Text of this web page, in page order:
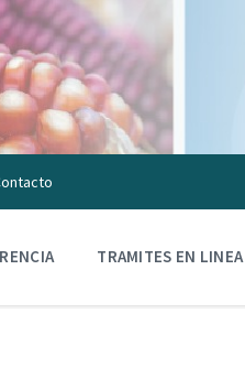
TRAMITES EN LINEA